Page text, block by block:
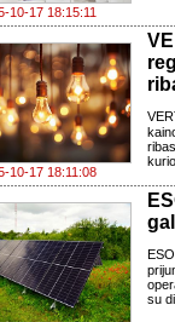
10-17 18:15:11
10-17 18:11:08
su